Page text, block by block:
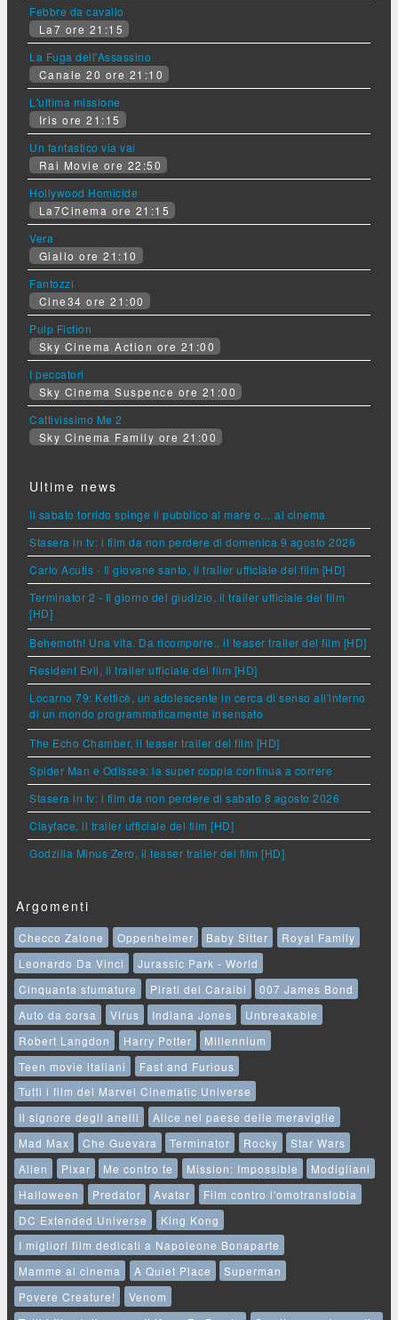
Febbre da cavallo
La7 ore 21:15
La Fuga dell'Assassino
Canale 20 ore 21:10
L'ultima missione
Iris ore 21:15
Un fantastico via vai
Rai Movie ore 22:50
Hollywood Homicide
La7Cinema ore 21:15
Vera
Giallo ore 21:10
Fantozzi
Cine34 ore 21:00
Pulp Fiction
Sky Cinema Action ore 21:00
I peccatori
Sky Cinema Suspence ore 21:00
Cattivissimo Me 2
Sky Cinema Family ore 21:00
Ultime news
Il sabato torrido spinge il pubblico al mare o… al cinema
Stasera in tv: i film da non perdere di domenica 9 agosto 2026
Carlo Acutis - Il giovane santo, il trailer ufficiale del film [HD]
Terminator 2 - Il giorno del giudizio, il trailer ufficiale del film
[HD]
Behemoth! Una vita. Da ricomporre., il teaser trailer del film [HD]
Resident Evil, il trailer ufficiale del film [HD]
Locarno 79: Ketticè, un adolescente in cerca di senso all'interno
di un mondo programmaticamente insensato
The Echo Chamber, il teaser trailer del film [HD]
Spider Man e Odissea: la super coppia continua a correre
Stasera in tv: i film da non perdere di sabato 8 agosto 2026
Clayface, il trailer ufficiale del film [HD]
Godzilla Minus Zero, il teaser trailer del film [HD]
Argomenti
Checco Zalone Oppenheimer Baby Sitter
Royal Family
Leonardo Da Vinci
Jurassic Park - World
Cinquanta sfumature
Pirati dei Caraibi
007 James Bond
Auto da corsa
Virus Indiana Jones
Unbreakable
Robert Langdon
Harry Potter
Millennium
Teen movie italiani
Fast and Furious
Tutti i film del Marvel Cinematic Universe
Il signore degli anelli
Alice nel paese delle meraviglie
Mad Max
Che Guevara Terminator Rocky
Star Wars
Alien
Pixar Me contro te Mission: Impossible
Modigliani
Halloween
Predator Avatar
Film contro l'omotransfobia
DC Extended Universe
King Kong
I migliori film dedicati a Napoleone Bonaparte
Mamme al cinema
A Quiet Place
Superman
Povere Creature!
Venom